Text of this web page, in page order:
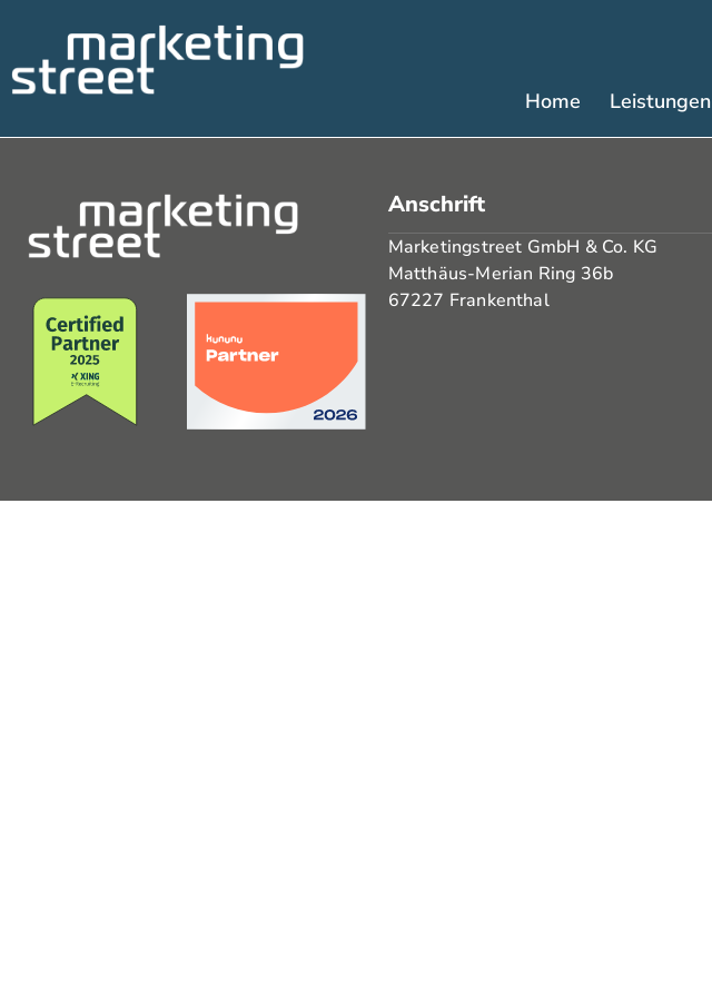
Home Leistungen
Anschrift
Marketingstreet GmbH & Co. KG
Matthäus-Merian Ring 36b
67227 Frankenthal